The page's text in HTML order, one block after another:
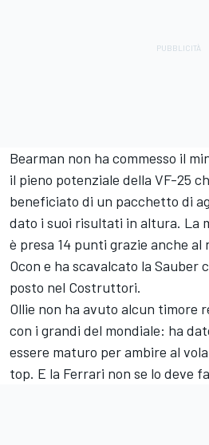
Bearman non ha commesso il
il pieno potenziale della VF-25
beneficiato di un pacchetto di
dato i suoi risultati in altura. La
è presa 14 punti grazie anche al
Ocon e ha scavalcato la Sauber
posto nel Costruttori.
Ollie non ha avuto alcun timore
con i grandi del mondiale: ha
essere maturo per ambire al
top. E la Ferrari non se lo deve